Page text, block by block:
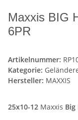
Maxxis BIG
6PR
Artikelnummer:
Kategorie:
Hersteller: MAXXIS
25x10-12 Maxxis Big